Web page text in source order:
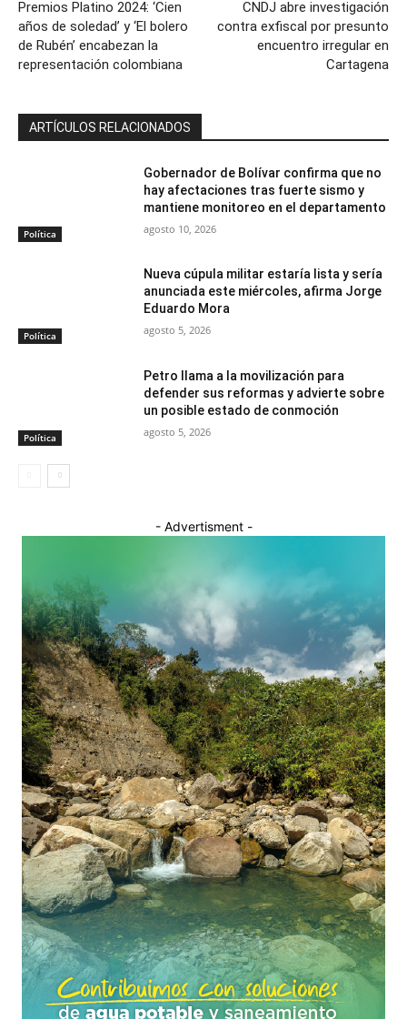
Premios Platino 2024: ‘Cien
años de soledad’ y ‘El bolero
de Rubén’ encabezan la
representación colombiana
CNDJ abre investigación
contra exfiscal por presunto
encuentro irregular en
Cartagena
ARTÍCULOS RELACIONADOS
Política
Gobernador de Bolívar confirma que no
hay afectaciones tras fuerte sismo y
mantiene monitoreo en el departamento
agosto 10, 2026
Política
Nueva cúpula militar estaría lista y sería
anunciada este miércoles, afirma Jorge
Eduardo Mora
agosto 5, 2026
Política
Petro llama a la movilización para
defender sus reformas y advierte sobre
un posible estado de conmoción
agosto 5, 2026
- Advertisment -